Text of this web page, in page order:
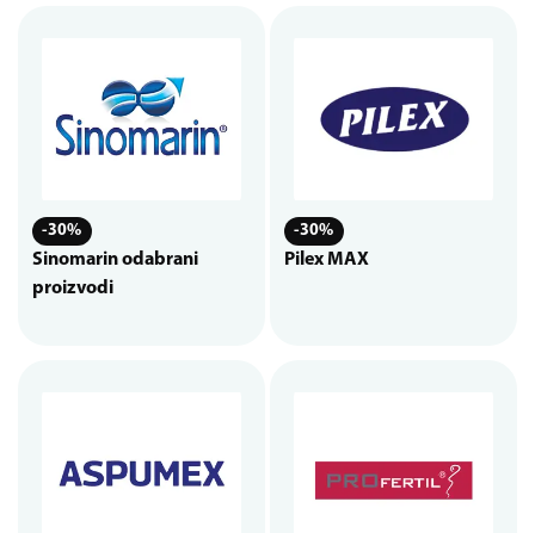
-30%
Sinomarin odabrani
proizvodi
-30%
Pilex MAX